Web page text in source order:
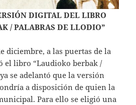
DIGITAL DEL LIBRO
/ PALABRAS DE LLODIO”
diciembre, a las puertas de la
el libro “Laudioko berbak /
se adelantó que la versión
a disposición de quien la
Para ello se eligió una